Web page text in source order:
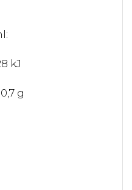
kJ
g